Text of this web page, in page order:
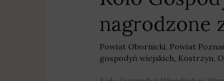
nagrodzone
Powiat Obornicki, Powiat
gospodyń wiejskich, Kostrzyn,